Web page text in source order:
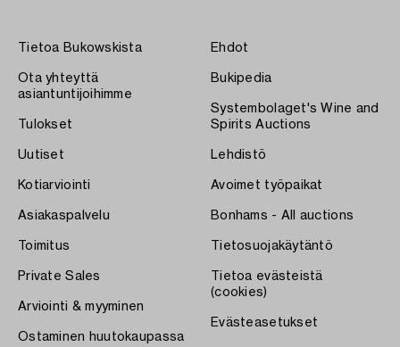
Tietoa Bukowskista
Ota yhteyttä
asiantuntijoihimme
Tulokset
Uutiset
Kotiarviointi
Asiakaspalvelu
Toimitus
Private Sales
Arviointi & myyminen
Ostaminen huutokaupassa
Ehdot
Bukipedia
Systembolaget's Wine and
Spirits Auctions
Lehdistö
Avoimet työpaikat
Bonhams - All auctions
Tietosuojakäytäntö
Tietoa evästeistä
(cookies)
Evästeasetukset